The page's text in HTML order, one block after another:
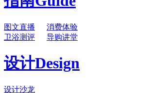
图文直播
消费体验
卫浴测评
导购讲堂
设计Design
设计沙龙